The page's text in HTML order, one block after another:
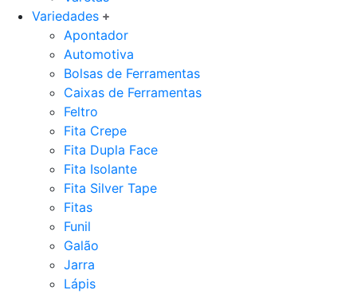
Variedades
Apontador
Automotiva
Bolsas de Ferramentas
Caixas de Ferramentas
Feltro
Fita Crepe
Fita Dupla Face
Fita Isolante
Fita Silver Tape
Fitas
Funil
Galão
Jarra
Lápis